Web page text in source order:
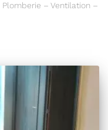
Plomberie – Ventilation –